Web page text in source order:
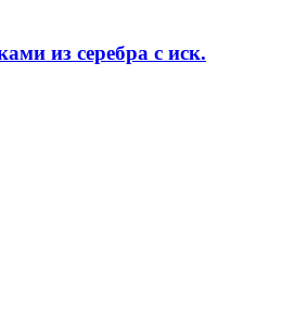
из серебра с иск.